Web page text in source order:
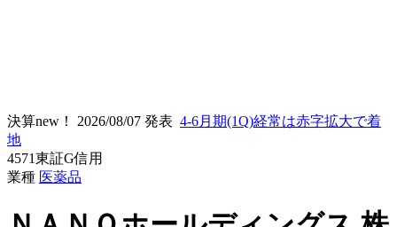
決算new！ 2026/08/07 発表 4-6月期(1Q)経常は赤字拡大で着
地
4571東証G信用
業種 医薬品